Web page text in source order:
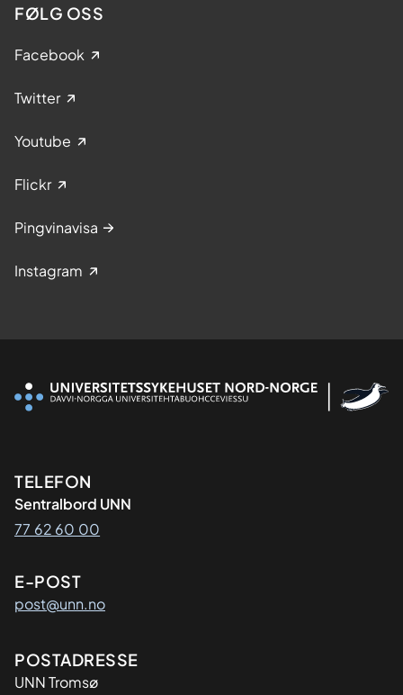
FØLG OSS
Facebook
Twitter
Youtube
Flickr
Pingvinavisa
Instagram
Kontaktinformasjon
TELEFON
Sentralbord UNN
77 62 60 00
E-POST
post@unn.no
Adresse
POSTADRESSE
UNN Tromsø